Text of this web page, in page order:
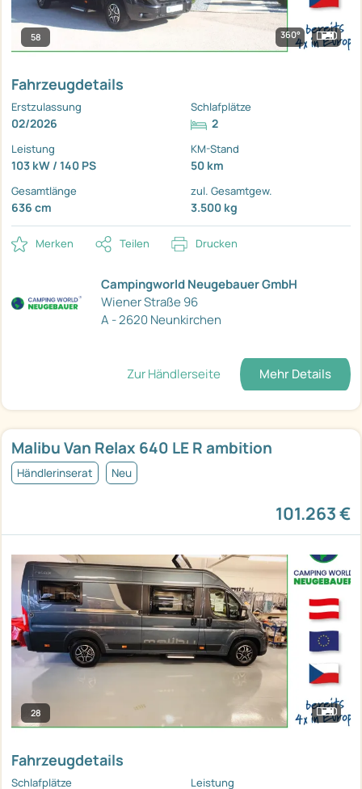
58 360°
Fahrzeugdetails
Erstzulassung
02/2026
Schlafplätze
2
Leistung
103 kW / 140 PS
KM-Stand
50 km
Gesamtlänge
636 cm
zul. Gesamtgew.
3.500 kg
Merken Teilen Drucken
Campingworld Neugebauer GmbH
Wiener Straße 96
A - 2620 Neunkirchen
Zur Händlerseite Mehr Details
Malibu Van Relax 640 LE R ambition
Händlerinserat Neu
101.263 €
28
Fahrzeugdetails
Schlafplätze Leistung